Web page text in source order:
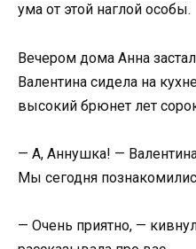
ума от этой наглой особы.
Вечером дома Анна
Валентина сидела на
высокий брюнет лет
— А, Аннушка! —
Мы сегодня
— Очень приятно, —